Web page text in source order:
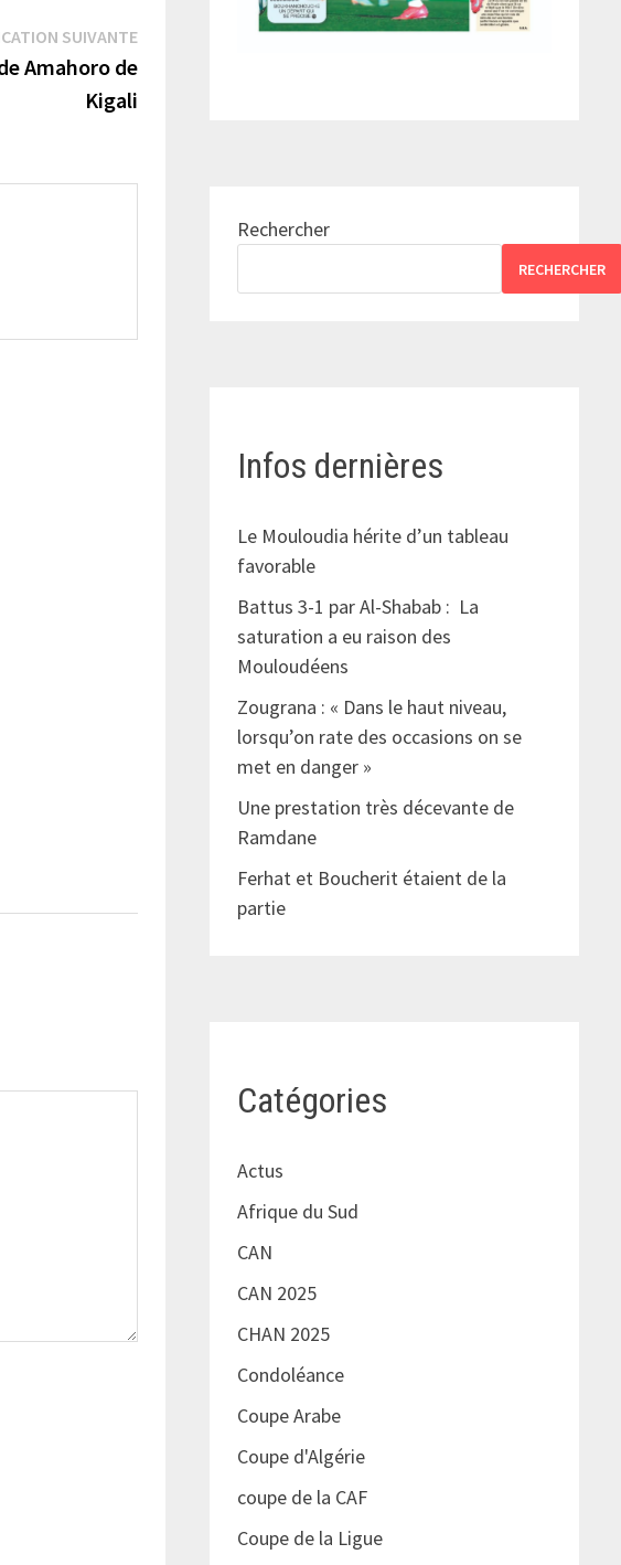
SUIVANTEPublication
suivante :
Amahoro de
Kigali
Rechercher
RECHERCHER
Infos dernières
Le Mouloudia hérite d’un tableau
favorable
Battus 3-1 par Al-Shabab : La
saturation a eu raison des
Mouloudéens
Zougrana : « Dans le haut niveau,
lorsqu’on rate des occasions on se
met en danger »
Une prestation très décevante de
Ramdane
Ferhat et Boucherit étaient de la
partie
Catégories
Actus
Afrique du Sud
CAN
CAN 2025
CHAN 2025
Condoléance
Coupe Arabe
Coupe d'Algérie
coupe de la CAF
Coupe de la Ligue